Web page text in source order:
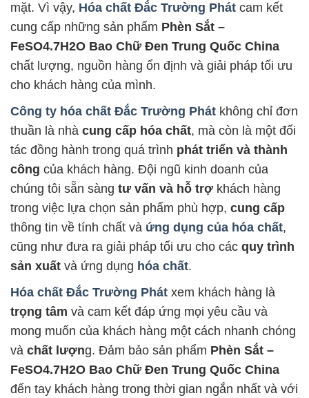
mặt. Vì vậy, Hóa chất Đắc Trường Phát cam kết
cung cấp những sản phẩm Phèn Sắt –
FeSO4.7H2O Bao Chữ Đen Trung Quốc China
chất lượng, nguồn hàng ổn định và giải pháp tối ưu
cho khách hàng của mình.
Công ty hóa chất Đắc Trường Phát không chỉ đơn
thuần là nhà cung cấp hóa chất, mà còn là một đối
tác đồng hành trong quá trình phát triển và thành
công của khách hàng. Đội ngũ kinh doanh của
chúng tôi sẵn sàng tư vấn và hỗ trợ khách hàng
trong việc lựa chọn sản phẩm phù hợp, cung cấp
thông tin về tính chất và ứng dụng của hóa chất,
cũng như đưa ra giải pháp tối ưu cho các quy trình
sản xuất và ứng dụng hóa chất.
Hóa chất Đắc Trường Phát xem khách hàng là
trọng tâm và cam kết đáp ứng mọi yêu cầu và
mong muốn của khách hàng một cách nhanh chóng
và chất lượng. Đảm bảo sản phẩm Phèn Sắt –
FeSO4.7H2O Bao Chữ Đen Trung Quốc China
đến tay khách hàng trong thời gian ngắn nhất và với